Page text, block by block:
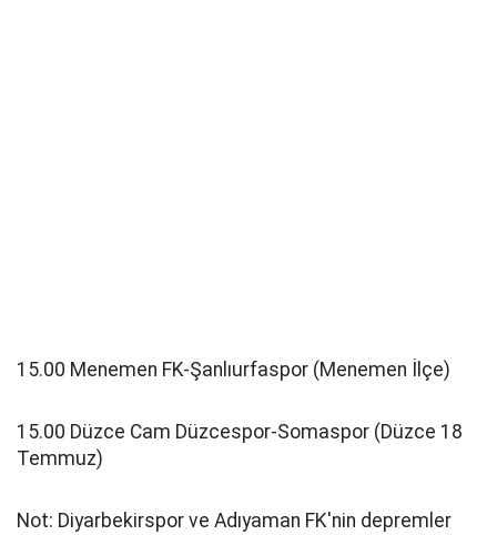
15.00 Menemen FK-Şanlıurfaspor (Menemen İlçe)
15.00 Düzce Cam Düzcespor-Somaspor (Düzce 18
Temmuz)
Not: Diyarbekirspor ve Adıyaman FK'nin depremler